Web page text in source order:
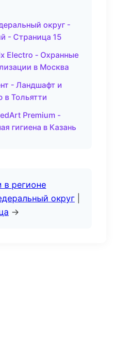
округ -
- Страница 15
Electro - Охранные
в Москва
- Ландшафт и
в Тольятти
Premium -
гигиена в Казань
в регионе
округ
→